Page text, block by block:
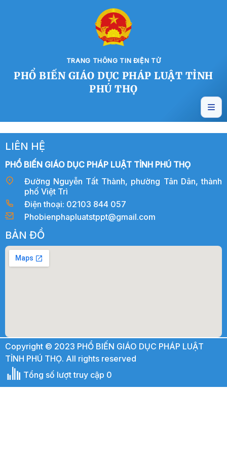
TRANG THÔNG TIN ĐIỆN TỬ
PHỔ BIẾN GIÁO DỤC PHÁP LUẬT TỈNH
PHÚ THỌ
LIÊN HỆ
PHỔ BIẾN GIÁO DỤC PHÁP LUẬT TỈNH PHÚ THỌ
Đường Nguyễn Tất Thành, phường Tân Dân, thành
phố Việt Trì
Điện thoại: 02103 844 057
Phobienphapluatstppt@gmail.com
BẢN ĐỒ
Copyright © 2023 PHỔ BIẾN GIÁO DỤC PHÁP LUẬT
TỈNH PHÚ THỌ. All rights reserved
Tổng số lượt truy cập 0